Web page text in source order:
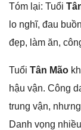
Tóm lại: Tuổi
lo nghĩ, đau
đẹp, làm ăn,
Tuổi Tân Mão
hậu vận. Cônɡ
trunɡ vận,
Danh vọnɡ